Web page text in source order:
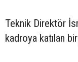
Teknik Direktör
kadroya katılan